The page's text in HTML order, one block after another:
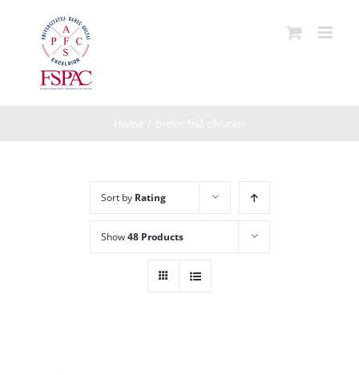
Sort by Rating
Show48 Products